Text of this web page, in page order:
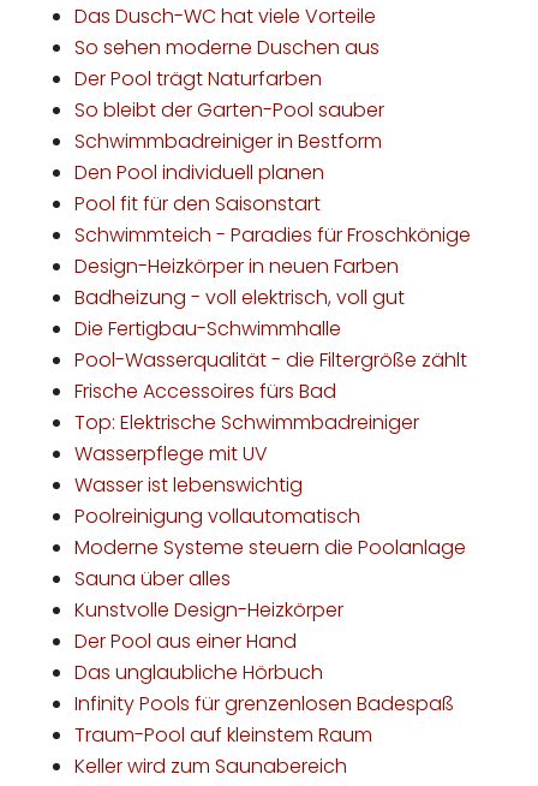
Das Dusch-WC hat viele Vorteile
So sehen moderne Duschen aus
Der Pool trägt Naturfarben
So bleibt der Garten-Pool sauber
Schwimmbadreiniger in Bestform
Den Pool individuell planen
Pool fit für den Saisonstart
Schwimmteich - Paradies für Froschkönige
Design-Heizkörper in neuen Farben
Badheizung - voll elektrisch, voll gut
Die Fertigbau-Schwimmhalle
Pool-Wasserqualität - die Filtergröße zählt
Frische Accessoires fürs Bad
Top: Elektrische Schwimmbadreiniger
Wasserpflege mit UV
Wasser ist lebenswichtig
Poolreinigung vollautomatisch
Moderne Systeme steuern die Poolanlage
Sauna über alles
Kunstvolle Design-Heizkörper
Der Pool aus einer Hand
Das unglaubliche Hörbuch
Infinity Pools für grenzenlosen Badespaß
Traum-Pool auf kleinstem Raum
Keller wird zum Saunabereich